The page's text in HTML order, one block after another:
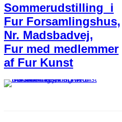
Sommerudstilling i
Fur Forsamlingshus,
Nr. Madsbadvej,
Fur med medlemmer
af Fur Kunst